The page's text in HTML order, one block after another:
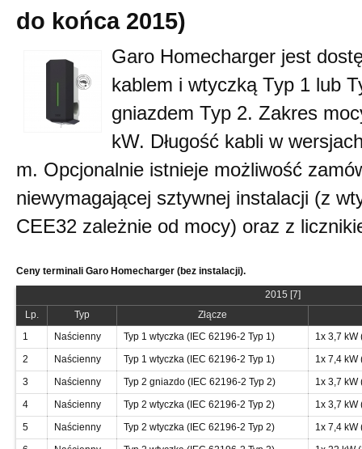
do końca 2015)
Garo Homecharger jest
kablem i wtyczką Typ 1 lub
gniazdem Typ 2. Zakres
kW. Długość kabli w
m. Opcjonalnie istnieje możliwość
niewymagającej sztywnej instalacji (z
CEE32 zależnie od mocy) oraz z
Ceny terminali Garo Homecharger (bez instalacji).
2015 [7]
Lp.
Typ
Złącze
1
Naścienny Typ 1 wtyczka (IEC 62196-2 Typ 1)
1x 3,7 kW
2
Naścienny Typ 1 wtyczka (IEC 62196-2 Typ 1)
1x 7,4 kW
3
Naścienny Typ 2 gniazdo (IEC 62196-2 Typ 2)
1x 3,7 kW
4
Naścienny Typ 2 wtyczka (IEC 62196-2 Typ 2)
1x 3,7 kW
5
Naścienny Typ 2 wtyczka (IEC 62196-2 Typ 2)
1x 7,4 kW